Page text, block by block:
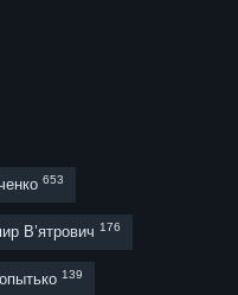
653
В’ятрович 176
139